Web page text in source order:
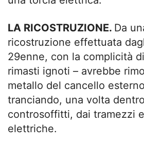
LA RICOSTRUZIONE. Da
ricostruzione effettuata
29enne, con la complicità
rimasti ignoti – avrebbe
metallo del cancello
tranciando, una volta
controsoffitti, dai tramezzi
elettriche.